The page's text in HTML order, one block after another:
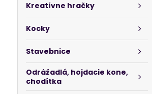
Kreatívne hračky
Kocky
Stavebnice
Odrážadlá, hojdacie kone,
chodítka